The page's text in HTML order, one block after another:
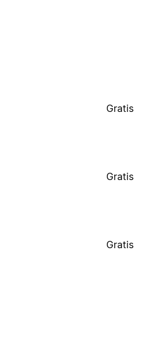
Gratis
Gratis
Gratis